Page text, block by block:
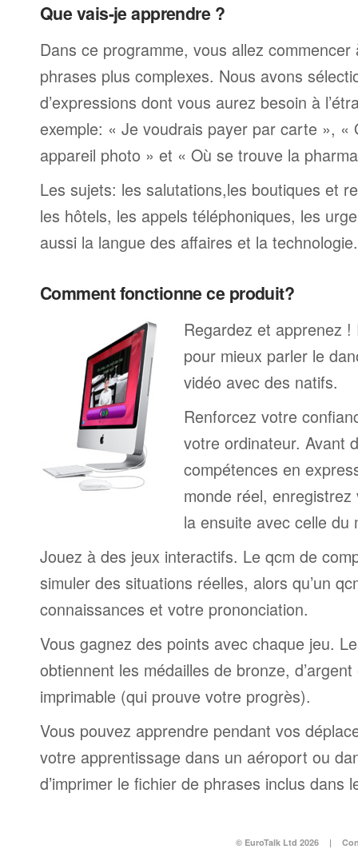
Que vais-je apprendre ?
Dans ce programme, vous allez
phrases plus complexes. Nous avons
d’expressions dont vous aurez besoin à
exemple: « Je voudrais payer par carte », «
appareil photo » et « Où se trouve la
Les sujets: les salutations,les boutiques et
les hôtels, les appels téléphoniques, les
aussi la langue des affaires et la technologie.
Comment fonctionne ce produit?
Regardez et apprenez
pour mieux parler le
vidéo avec des natifs.
Renforcez votre
votre ordinateur. Avant
compétences en
monde réel,
la ensuite avec celle du
Jouez à des jeux interactifs. Le qcm de
simuler des situations réelles, alors qu’un
connaissances et votre prononciation.
Vous gagnez des points avec chaque jeu.
obtiennent les médailles de bronze, d’argent
imprimable (qui prouve votre progrès).
Vous pouvez apprendre pendant vos
votre apprentissage dans un aéroport ou
d’imprimer le fichier de phrases inclus dans
© EuroTalk Ltd 2026 |